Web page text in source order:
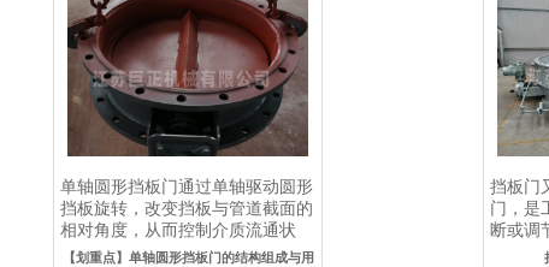
单轴圆形挡板门通过单轴驱动圆形
挡板旋转，改变挡板与管道截面的
相对角度，从而控制介质流通状
态，主要用于..
【划重点】单轴圆形挡板门的结构组成与用
挡板门
门，是
断或调